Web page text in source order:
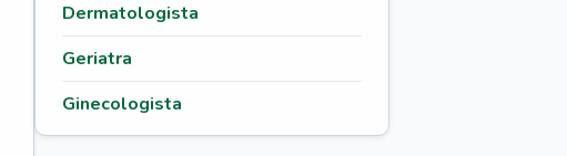
Dermatologista
Geriatra
Ginecologista